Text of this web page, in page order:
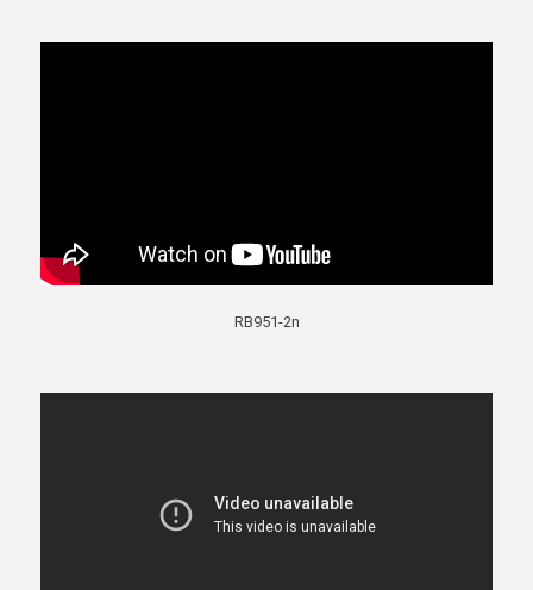
RB951-2n